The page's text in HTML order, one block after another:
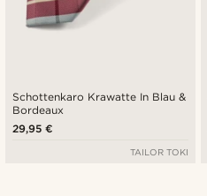
Schottenkaro Krawatte In Blau &
Bordeaux
29,95 €
TAILOR TOKI